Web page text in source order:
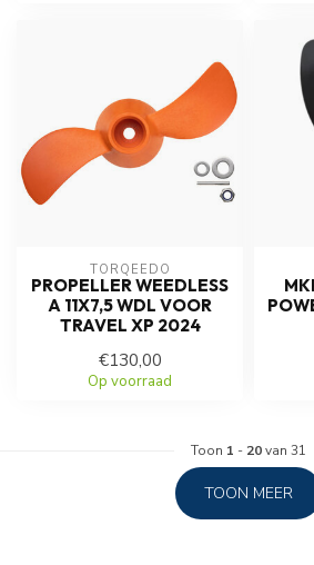
TORQEEDO
PROPELLER WEEDLESS
A 11X7,5 WDL VOOR
TRAVEL XP 2024
€130,00
Op voorraad
Toon 1 - 20van 31
TOON MEER